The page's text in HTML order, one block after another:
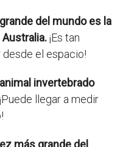
del mundo es la
Australia.¡Es tan
desde el espacio!
invertebrado
¡Puede llegar a medir
más grande del